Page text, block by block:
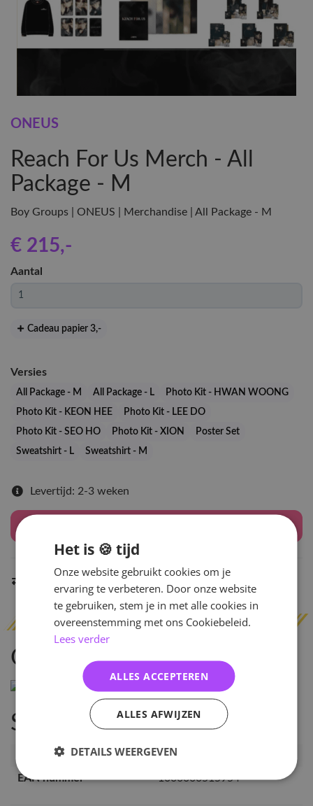
ONEUS
Reach For Us Merch - All
Package - M
Boy Groups | ONEUS | Merchandise | All Package - M
€ 215,-
Aantal
Cadeau papier 3,-
Versies
All Package - M All Package - L
Photo Kit - HWAN WOONG
Photo Kit - KEON HEE
Photo Kit - LEE DO
Photo Kit - SEO HO
Photo Kit - XION
Poster Set
Sweatshirt - L
Sweatshirt - M
Levertijd: 2-3 weken
Indien op voorraadbinnen 2 werkdagen
Omschrijving
Specificaties
Artikelnummer
51595
EAN nummer
1000000515954
Het is 🍪 tijd
Onze website gebruikt cookies om je
ervaring te verbeteren. Door onze website
te gebruiken, stem je in met alle cookies in
overeenstemming met ons Cookiebeleid.
Lees verder
ALLES ACCEPTEREN
ALLES AFWIJZEN
DETAILS WEERGEVEN